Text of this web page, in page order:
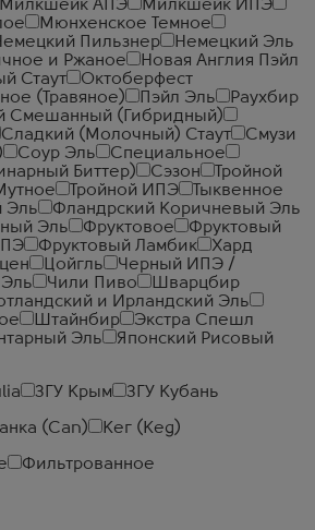
Милкшейк АПЭ
Милкшейк ИПЭ
Мюнхенское Темное
Пильзнер
Немецкий Эль
и Ржаное
Новая Англия Пэйл
Стаут
Октоберфест
(Травяное) Пэйл Эль
Раухбир
Смешанный (Гибридный)
Сладкий (Молочный) Стаут
Смузи
Соур Эль
Специальное
Биттер)
Сэзон
Тройной
Тройной ИПЭ
Тыквенное
Эль
Фландрский Коричневый Эль
Эль
Фруктовое
Фруктовый
Фруктовый Ламбик
Хард
Цойгль
Черный ИПЭ /
Чили Пиво
Шварцбир
и Ирландский Эль
Штайнбир
Экстра Спешл
Эль
Японский Рисовый
ЗГУ Крым
ЗГУ Кубань
(Can)
Кег (Keg)
Фильтрованное